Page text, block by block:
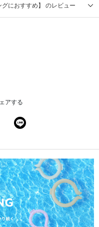
におすすめ】 のレビュー
アする